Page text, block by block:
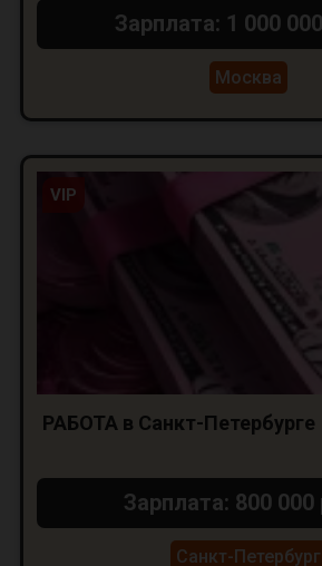
Зарплата: 1 000
Москва
VIP
РАБОТА в Санкт-Петербурге
Зарплата: 800 000
Санкт-Петербург